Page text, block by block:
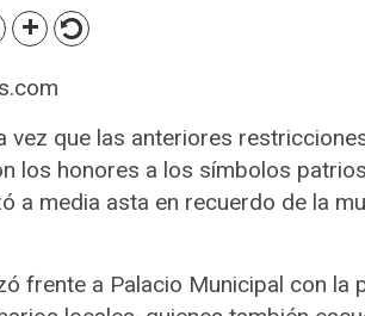
vez que las anteriores
los honores a los símbolos
a media asta en recuerdo de la
frente a Palacio Municipal con